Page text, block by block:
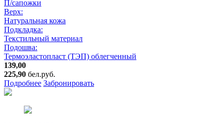
П/сапожки
Верх:
Натуральная кожа
Подкладка:
Текстильный материал
Подошва:
Термоэластопласт (ТЭП) облегченный
139,00
225,90 бел.руб.
Подробнее Забронировать